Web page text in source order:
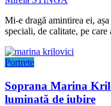
Mi-e dragă amintirea ei,
speciali, de calitate, pe care
Portrete
Soprana Marina
luminată de iubire